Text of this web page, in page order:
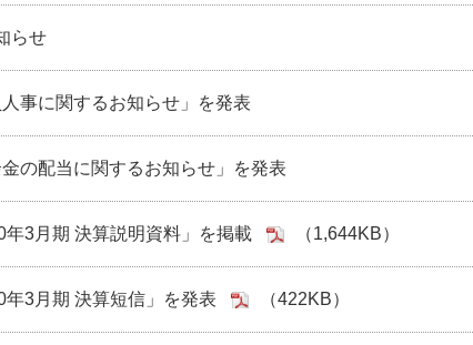
らせ
事に関するお知らせ」を発表
の配当に関するお知らせ」を発表
3月期 決算説明資料」を掲載 （1,644KB）
3月期 決算短信」を発表 （422KB）